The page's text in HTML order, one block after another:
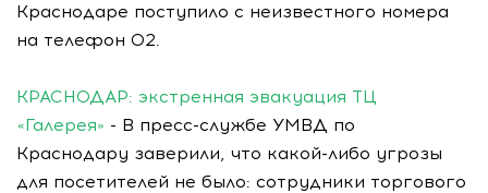
Краснодаре поступило с неизвестного номера
на телефон 02.
КРАСНОДАР: экстренная эвакуация ТЦ
«Галерея» - В пресс-службе УМВД по
Краснодару заверили, что какой-либо угрозы
для посетителей не было: сотрудники торгового